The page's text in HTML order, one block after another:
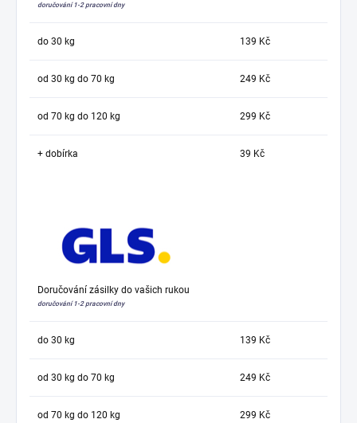
doručování 1-2 pracovní dny
do 30 kg 139 Kč
od 30 kg do 70 kg 249 Kč
od 70 kg do 120 kg 299 Kč
+ dobírka 39 Kč
Doručování zásilky do vašich rukou
doručování 1-2 pracovní dny
do 30 kg 139 Kč
od 30 kg do 70 kg 249 Kč
od 70 kg do 120 kg 299 Kč